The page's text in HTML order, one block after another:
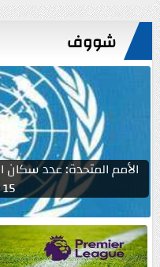
شووف
15 نوفمبر...